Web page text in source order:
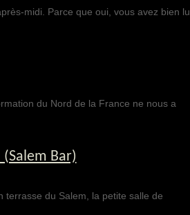
midi. Parce que oui, vous avez bien lu
du Nord de la France ne nous a
Bar)
du Salem, la petite salle de